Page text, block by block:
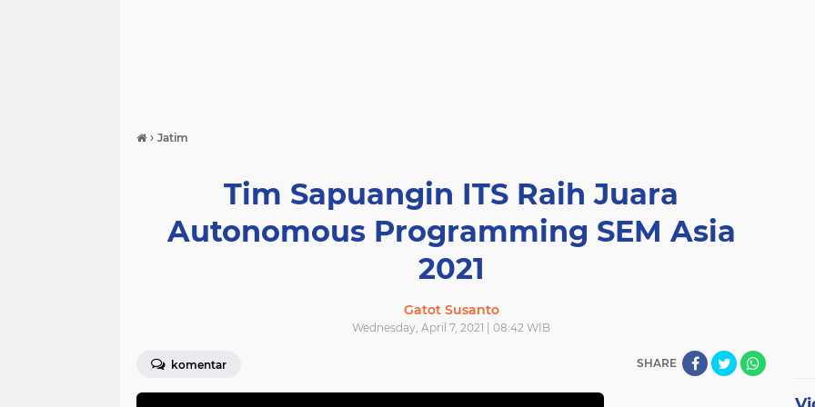
› Jatim
Tim Sapuangin ITS Raih Juara
Autonomous Programming SEM Asia
2021
Gatot Susanto
Wednesday, April 7, 2021 | 08:42 WIB
komentar SHARE